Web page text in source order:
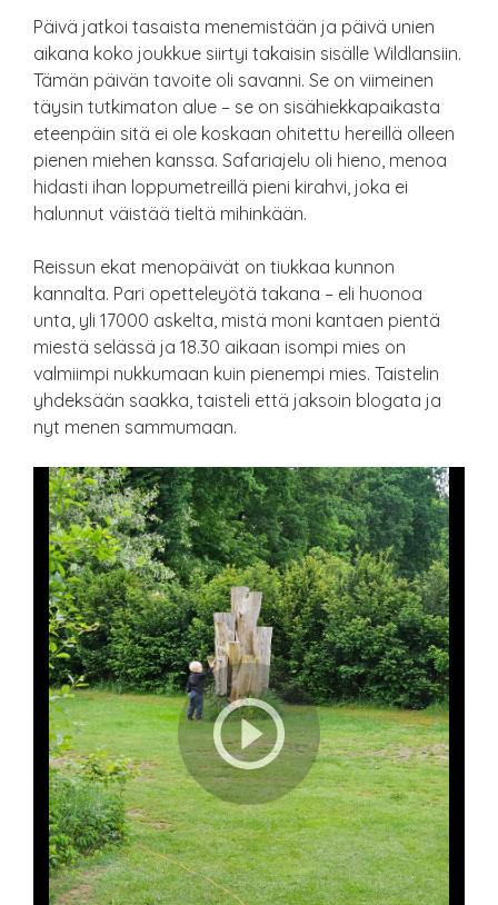
Päivä jatkoi tasaista menemistään ja päivä unien
aikana koko joukkue siirtyi takaisin sisälle Wildlansiin.
Tämän päivän tavoite oli savanni. Se on viimeinen
täysin tutkimaton alue – se on sisähiekkapaikasta
eteenpäin sitä ei ole koskaan ohitettu hereillä olleen
pienen miehen kanssa. Safariajelu oli hieno, menoa
hidasti ihan loppumetreillä pieni kirahvi, joka ei
halunnut väistää tieltä mihinkään.
Reissun ekat menopäivät on tiukkaa kunnon
kannalta. Pari opetteleyötä takana – eli huonoa
unta, yli 17000 askelta, mistä moni kantaen pientä
miestä selässä ja 18.30 aikaan isompi mies on
valmiimpi nukkumaan kuin pienempi mies. Taistelin
yhdeksään saakka, taisteli että jaksoin blogata ja
nyt menen sammumaan.